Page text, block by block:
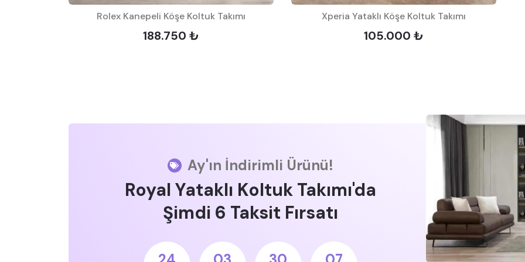
Rolex Kanepeli Köşe Koltuk Takımı
188.750 ₺
Xperia Yataklı Köşe Koltuk Takımı
105.000 ₺
Ay'ın İndirimli Ürünü!
Royal Yataklı Koltuk Takımı'da
Şimdi 6 Taksit Fırsatı